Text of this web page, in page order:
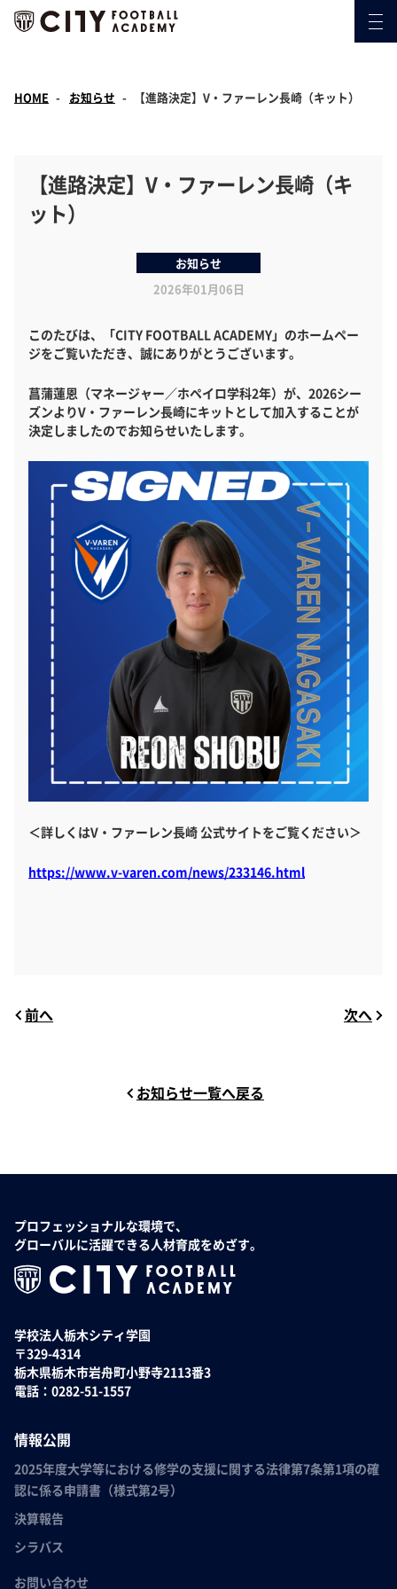
HOME お知らせ 【進路決定】V・ファーレン長崎（キット）
【進路決定】V・ファーレン長崎（キ
ット）
お知らせ
2026年01月06日
このたびは、「CITY FOOTBALL ACADEMY」のホームペー
ジをご覧いただき、誠にありがとうございます。
菖蒲蓮恩（マネージャー／ホペイロ学科2年）が、2026シー
ズンよりV・ファーレン長崎にキットとして加入することが
決定しましたのでお知らせいたします。
＜詳しくはV・ファーレン長崎 公式サイトをご覧ください＞
https://www.v-varen.com/news/233146.html
前へ 次へ
お知らせ一覧へ戻る
プロフェッショナルな環境で、
グローバルに活躍できる人材育成をめざす。
学校法人栃木シティ学園
〒329-4314
栃木県栃木市岩舟町小野寺2113番3
電話：0282-51-1557
情報公開
2025年度大学等における修学の支援に関する法律第7条第1項の確
認に係る申請書（様式第2号）
決算報告
シラバス
お問い合わせ